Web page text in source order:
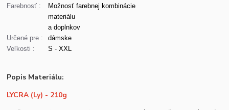
Farebnosť :
Možnosť farebnej kombinácie
materiálu
a doplnkov
Určené pre :
dámske
Veľkosti :
S - XXL
Popis Materiálu:
LYCRA (Ly) - 210g